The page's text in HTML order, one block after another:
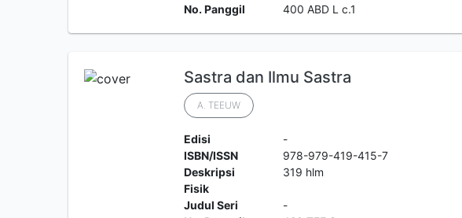
No. Panggil
400 ABD L c.1
Sastra dan Ilmu Sastra
A. TEEUW
Edisi
-
ISBN/ISSN
978-979-419-415-7
Deskripsi
Fisik
319 hlm
Judul Seri
-